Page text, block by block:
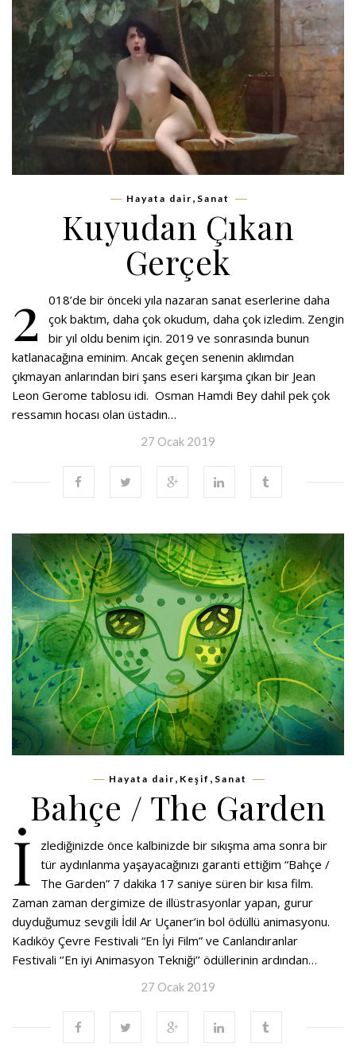
Hayata dair , Sanat
Kuyudan Çıkan
Gerçek
2
018’de bir önceki yıla nazaran sanat eserlerine daha
çok baktım, daha çok okudum, daha çok izledim. Zengin
bir yıl oldu benim için. 2019 ve sonrasında bunun
katlanacağına eminim. Ancak geçen senenin aklımdan
çıkmayan anlarından biri şans eseri karşıma çıkan bir Jean
Leon Gerome tablosu idi. Osman Hamdi Bey dahil pek çok
ressamın hocası olan üstadın…
27 Ocak 2019
Hayata dair Keşif Sanat
Bahçe / The Garden
İ
zlediğinizde önce kalbinizde bir sıkışma ama sonra bir
tür aydınlanma yaşayacağınızı garanti ettiğim “Bahçe /
The Garden” 7 dakika 17 saniye süren bir kısa film.
Zaman zaman dergimize de illüstrasyonlar yapan, gurur
duyduğumuz sevgili İdil Ar Uçaner’in bol ödüllü animasyonu.
Kadıköy Çevre Festivali “En İyi Film” ve Canlandıranlar
Festivali ‘’En iyi Animasyon Tekniği’’ ödüllerinin ardından…
27 Ocak 2019